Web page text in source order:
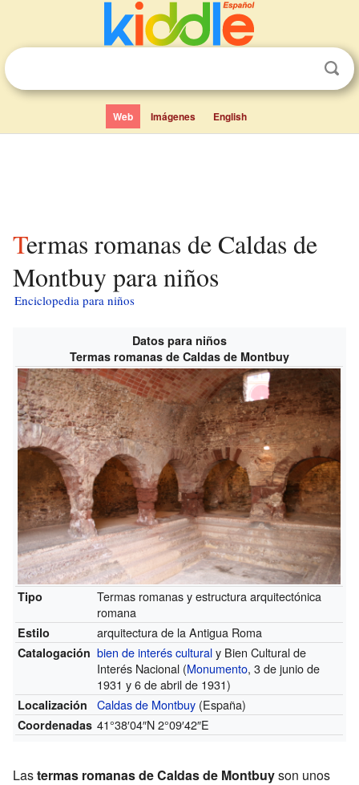
Web Imágenes English
Termas romanas de Caldas de
Montbuy para niños
Enciclopedia para niños
Datos para niños
Termas romanas de Caldas de Montbuy
Tipo
Termas romanas y estructura arquitectónica
romana
Estilo arquitectura de la Antigua Roma
Catalogación bien de interés culturaly Bien Cultural de
Interés Nacional (Monumento, 3 de junio de
1931 y 6 de abril de 1931)
Localización Caldas de Montbuy (España)
Coordenadas 41°38′04″N2°09′42″E
Lastermas romanas de Caldas de Montbuyson unos